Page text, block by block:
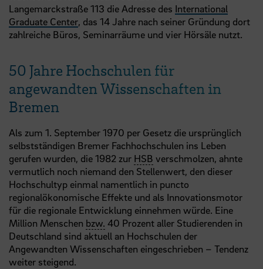
Langemarckstraße 113 die Adresse des International
Graduate Center, das 14 Jahre nach seiner Gründung dort
zahlreiche Büros, Seminarräume und vier Hörsäle nutzt.
50 Jahre Hochschulen für
angewandten Wissenschaften in
Bremen
Als zum 1. September 1970 per Gesetz die ursprünglich
selbstständigen Bremer Fachhochschulen ins Leben
gerufen wurden, die 1982 zur HSB verschmolzen, ahnte
vermutlich noch niemand den Stellenwert, den dieser
Hochschultyp einmal namentlich in puncto
regionalökonomische Effekte und als Innovationsmotor
für die regionale Entwicklung einnehmen würde. Eine
Million Menschen bzw. 40 Prozent aller Studierenden in
Deutschland sind aktuell an Hochschulen der
Angewandten Wissenschaften eingeschrieben – Tendenz
weiter steigend.